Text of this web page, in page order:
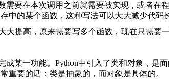
要在本次调用之前就需要被实现，或者在
中的某个函数，这种写法可以大大减少代码
提高，原来需要写多个函数，现在只需要
某一功能。Python中引入了类和对象，
重要的话： 类是抽象的，而对象是具体的。